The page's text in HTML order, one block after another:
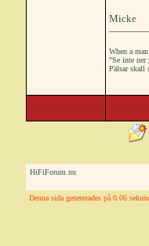
Micke
When a
"Se inte ner
Pälsar skall
HiFiForum.nu
Denna sida genererades på 0.06